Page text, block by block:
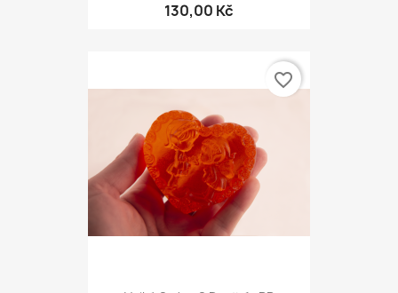
130,00 Kč
favorite_border